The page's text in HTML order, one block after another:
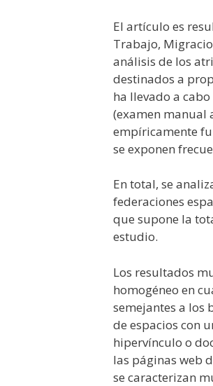
El artículo es
Trabajo,
análisis de los
destinados a
ha llevado a
(examen manual
empíricamente
se exponen
En total, se
federaciones
que supone la
estudio.
Los resultados
homogéneo en
semejantes a los
de espacios con
hipervínculo o
las páginas web
se caracterizan